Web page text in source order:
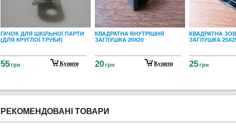
ГАЧОК ДЛЯ ШКІЛЬНОЇ ПАРТИ
(ДЛЯ КРУГЛОЇ ТРУБИ)
55 грн Купити
КВАДРАТНА ВНУТРІШНЯ
ЗАГЛУШКА 20Х20
20 грн Купити
КВАДРАТНА
ЗАГЛУШКА
25 грн
РЕКОМЕНДОВАНІ ТОВАРИ